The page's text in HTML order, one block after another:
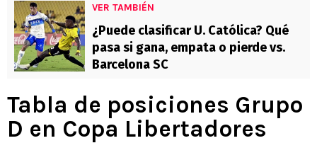
VER TAMBIÉN
¿Puede clasificar U. Católica? Qué
pasa si gana, empata o pierde vs.
Barcelona SC
Tabla de posiciones Grupo
D en Copa Libertadores